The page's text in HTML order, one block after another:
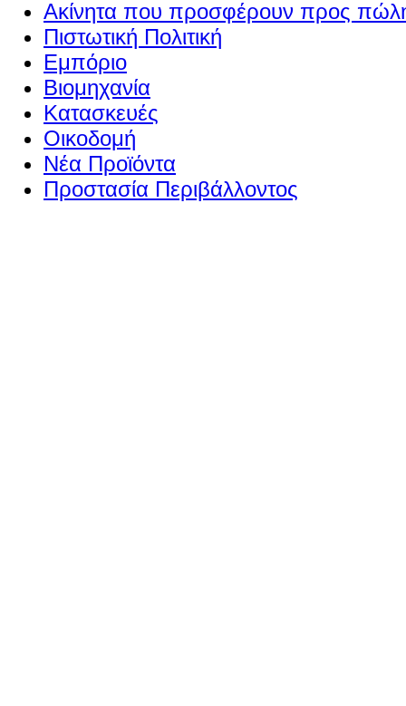
Ακίνητα που προσφέρουν προς
Πιστωτική Πολιτική
Εμπόριο
Βιομηχανία
Κατασκευές
Οικοδομή
Νέα Προϊόντα
Προστασία Περιβάλλοντος